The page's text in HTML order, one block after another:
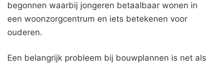
begonnen waarbij jongeren betaalbaar wonen in
een woonzorgcentrum en iets betekenen voor
ouderen.
Een belangrijk probleem bij bouwplannen is net als